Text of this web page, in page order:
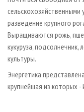
разведение крупного
Выращиваются рожь,
кукуруза,
культуры.
Энергетика
крупнейшая из которых